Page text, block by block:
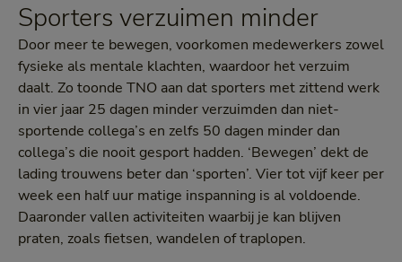
Sporters verzuimen minder
Door meer te bewegen, voorkomen medewerkers zowel
fysieke als mentale klachten, waardoor het verzuim
daalt. Zo toonde TNO aan dat sporters met zittend werk
in vier jaar 25 dagen minder verzuimden dan niet-
sportende collega’s en zelfs 50 dagen minder dan
collega’s die nooit gesport hadden. ‘Bewegen’ dekt de
lading trouwens beter dan ‘sporten’. Vier tot vijf keer per
week een half uur matige inspanning is al voldoende.
Daaronder vallen activiteiten waarbij je kan blijven
praten, zoals fietsen, wandelen of traplopen.